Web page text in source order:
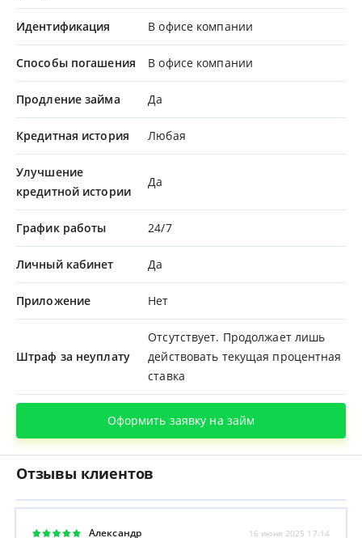
Идентификация В офисе компании
Способы погашения В офисе компании
Продление займа Да
Кредитная история Любая
Улучшение
кредитной истории
Да
График работы 24/7
Личный кабинет Да
Приложение Нет
Штраф за неуплату
Отсутствует. Продолжает лишь
действовать текущая процентная
ставка
Оформить заявку на займ
Отзывы клиентов
Александр 16 июня 2025 17:14